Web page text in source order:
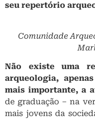
seu repertório
Comunidade
Não existe uma
arqueologia,
mais importante, a
de graduação – na
mais jovens da